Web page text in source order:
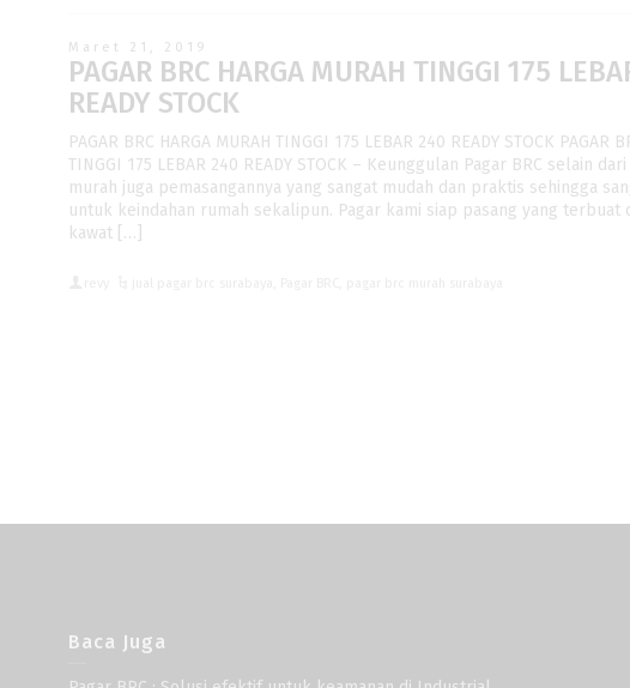
Maret 21, 2019
PAGAR BRC HARGA MURAH TINGGI 175
READY STOCK
PAGAR BRC HARGA MURAH TINGGI 175 LEBAR 240 READY STOCK PAGAR
TINGGI 175 LEBAR 240 READY STOCK – Keunggulan Pagar BRC selain
murah juga pemasangannya yang sangat mudah dan praktis sehingga
untuk keindahan rumah sekalipun. Pagar kami siap pasang yang terbuat
kawat […]
Baca Juga